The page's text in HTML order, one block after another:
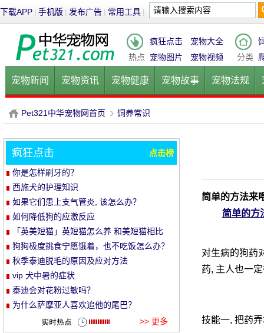
下载APP | 手机版 | 发布广告 | 常用工具 |
热点
疯狂点击
宠物大全
宠物图片
宠物视频 分类
宠物新闻 宠物资讯 宠物健康 宠物故事 宠物法规
健康饮食 宠物美容 宠物医院
P
et
Pet321中华宠物网首页
›
饲养常识
简单的方法来
简单的方
对生病的狗药
药, 主人也一
技能一, 把药
疯狂点击 点击榜
你是怎样刷牙的？
西施犬的护理知识
如果它们患上支气管炎, 该怎么办？
如何降低狗的应激反应
「英美短猫」英短猫怎么养 和美短猫相比
养哪种比较好呢
狗狗极度挑食宁愿饿着，也不吃饭怎么办？
教你五招轻松解决！
秋季泰迪脱毛的原因及应对方法
vip 犬中暑的症状
泰迪会对花粉过敏吗？
为什么萨摩亚人喜欢追他的尾巴？
>> 更多